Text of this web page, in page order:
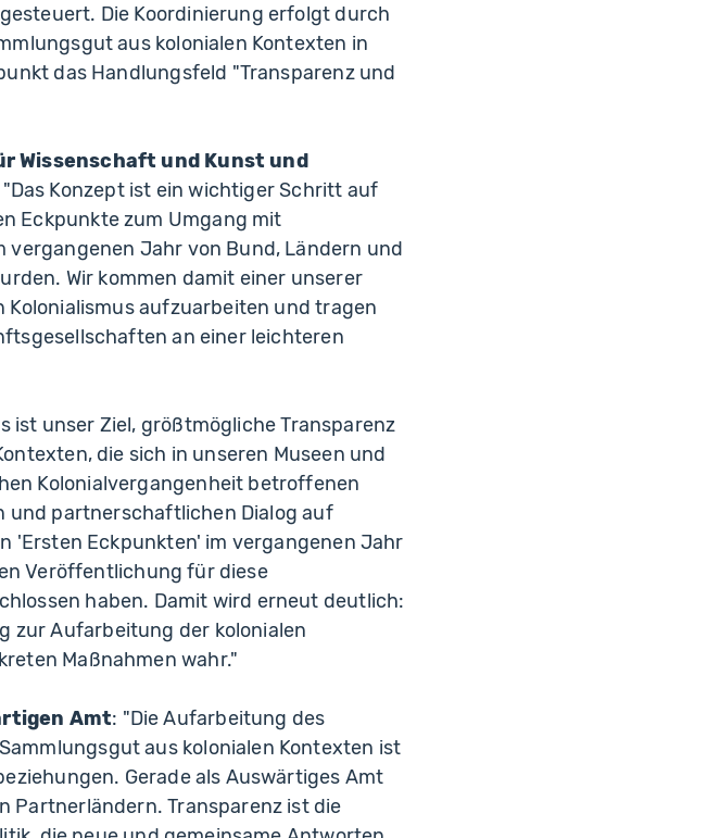
Die Koordinierung erfolgt durch
aus kolonialen Kontexten in
das Handlungsfeld "Transparenz und
Wissenschaft und Kunst und
"Das Konzept ist ein wichtiger Schritt auf
Eckpunkte zum Umgang mit
vergangenen Jahr von Bund, Ländern und
Wir kommen damit einer unserer
aufzuarbeiten und tragen
an einer leichteren
ist unser Ziel, größtmögliche Transparenz
die sich in unseren Museen und
Kolonialvergangenheit betroffenen
und partnerschaftlichen Dialog auf
'Ersten Eckpunkten' im vergangenen Jahr
Veröffentlichung für diese
haben. Damit wird erneut deutlich:
zur Aufarbeitung der kolonialen
Maßnahmen wahr."
Amt: "Die Aufarbeitung des
aus kolonialen Kontexten ist
Gerade als Auswärtiges Amt
Partnerländern. Transparenz ist die